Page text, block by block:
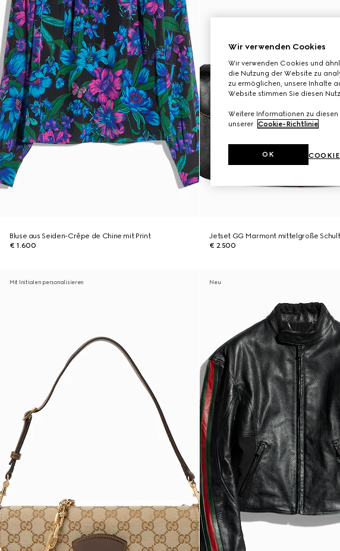
Bluse aus Seiden-Crêpe de Chine mit Print
€ 1.600
Jetset GG Marmont mittelgroße
€ 2.500
Mit Initialen personalisieren Neu
Wir verwenden Cookies
Wir verwenden Cookies und
die Nutzung der Website zu
zu ermöglichen, unsere Inhalte
Website stimmen Sie diesen
Weitere Informationen zu
unserer Cookie-Richtlinie.
OK